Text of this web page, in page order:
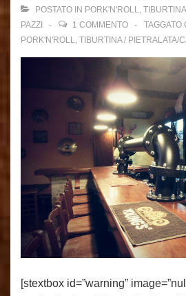
POSTATO IN PORK'N'ROLL,
PAZZI
1 COMMENTO TAGGATO
PORK'N'ROLL, TIBURTINA / PIETRALATA/
[stextbox id=”warning”